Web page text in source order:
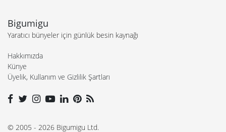
Bigumigu
Yaratıcı bünyeler için günlük besin kaynağı
Hakkımızda
Künye
Üyelik, Kullanım ve Gizlilik Şartları
© 2005 - 2026 Bigumigu Ltd.